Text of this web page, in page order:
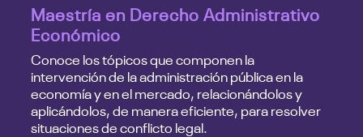
Maestría en Derecho Administrativo
Económico
Conoce los tópicos que componen la
intervención de la administración pública en la
economía y en el mercado, relacionándolos y
aplicándolos, de manera eficiente, para resolver
situaciones de conflicto legal.